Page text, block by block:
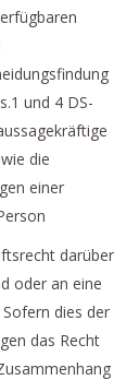
und 4 DS-
die
einer
darüber
oder an eine
dies der
das Recht